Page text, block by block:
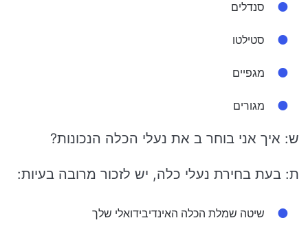
סנדלים
סטילטו
מגפיים
מגורים
ש: איך אני בוחר ב את נעלי הכלה הנכונות?
ת: בעת בחירת נעלי כלה, יש לזכור מרובה בעיות:
שיטה שמלת הכלה האינדיבידואלי שלך